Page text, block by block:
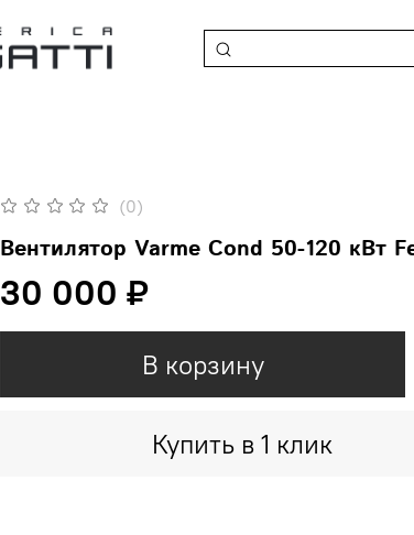
(0)
Вентилятор Varme Cond 50-120 кВт
30 000 ₽
В корзину
Купить в 1 клик